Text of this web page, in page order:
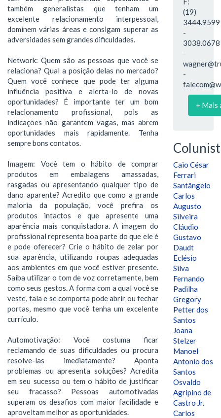
também generalistas que tenham um
excelente relacionamento interpessoal,
dominem várias áreas e consigam superar as
adversidades sem grandes dificuldades.
Network: Quem são as pessoas que você se
relaciona? Qual a posição delas no mercado?
Quem você conhece que pode ter alguma
influência positiva e alerta-lo de novas
oportunidades? É importante ter um bom
relacionamento profissional, pois as
indicações não garantem vagas, mas abrem
oportunidades mais rapidamente. Tenha
sempre bons contatos.
Imagem: Você tem o hábito de comprar
produtos em embalagens amassadas,
rasgadas ou apresentando qualquer tipo de
dano aparente? Acredito que como a grande
maioria da população, você prefira os
produtos intactos e que apresente uma
aparência mais conquistadora. A imagem do
profissional representa boa parte do que ele é
e pode oferecer? Crie o hábito de zelar por
sua aparência, utilizando roupas adequadas
aos ambientes em que você estiver presente.
Saiba utilizar o tom de voz corretamente, bem
como seus gestos. A forma com a qual você se
veste, fala e se comporta pode abrir ou fechar
portas, mesmo que você tenha um excelente
currículo.
Automotivação: Você costuma ficar
reclamando de suas dificuldades ou procura
resolve-las imediatamente? Aponta
problemas ou apresenta soluções? Acredita
em seu sucesso ou tem o hábito de justificar
seu fracasso? Pessoas automotivadas
superam os desafios com maior facilidade e
aproveitam melhor as oportunidades.
(19)
3444.9599
-
3038.0678
-
-
+ Mais
Caio César
Ferrari
Santângelo
Carlos
Augusto
Silveira
Cláudio
Gustavo
Daudt
Eclésio
Silva
Fernando
Padilha
Gregory
Petter dos
Santos
Joana
Stelzer
Manoel
Antonio dos
Santos
Osvaldo
Agripino de
Castro Jr.
Carlos